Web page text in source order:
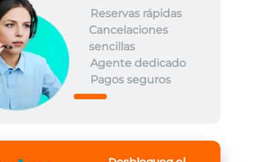
Reservas rápidas
Cancelaciones
sencillas
Agente dedicado
Pagos seguros